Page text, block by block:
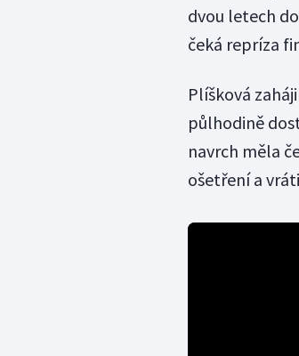
dvou letech
čeká repríza
Plíšková
půlhodině
navrch měla
ošetření a